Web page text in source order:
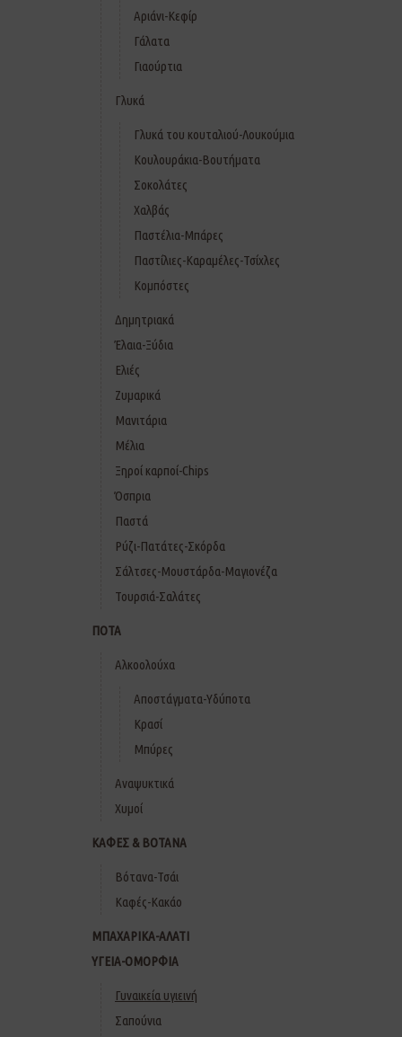
Αριάνι-Κεφίρ
Γάλατα
Γιαούρτια
Γλυκά
Γλυκά του κουταλιού-Λουκούμια
Κουλουράκια-Βουτήματα
Σοκολάτες
Χαλβάς
Παστέλια-Μπάρες
Παστίλιες-Καραμέλες-Τσίχλες
Κομπόστες
Δημητριακά
Έλαια-Ξύδια
Ελιές
Ζυμαρικά
Μανιτάρια
Μέλια
Ξηροί καρποί-Chips
Όσπρια
Παστά
Ρύζι-Πατάτες-Σκόρδα
Σάλτσες-Μουστάρδα-Μαγιονέζα
Τουρσιά-Σαλάτες
ΠΟΤΑ
Αλκοολούχα
Αποστάγματα-Υδύποτα
Κρασί
Μπύρες
Αναψυκτικά
Χυμοί
ΚΑΦΕΣ & ΒΟΤΑΝΑ
Βότανα-Τσάι
Καφές-Κακάο
ΜΠΑΧΑΡΙΚΑ-ΑΛΑΤΙ
ΥΓΕΙΑ-ΟΜΟΡΦΙΑ
Γυναικεία υγιεινή
Σαπούνια